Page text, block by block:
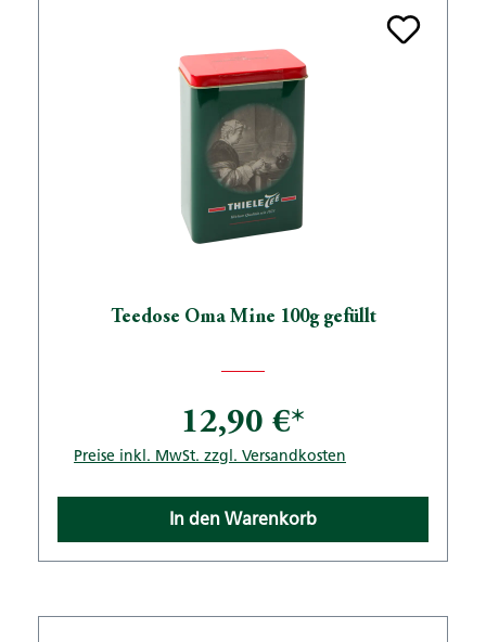
Teedose Oma Mine 100g gefüllt
12,90 €*
Preise inkl. MwSt. zzgl. Versandkosten
In den Warenkorb